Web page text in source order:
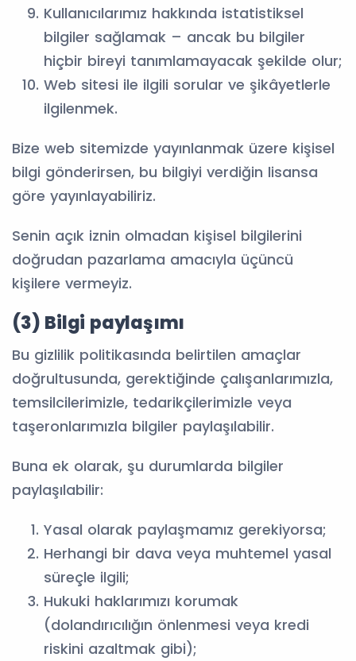
Kullanıcılarımız hakkında istatistiksel
bilgiler sağlamak – ancak bu bilgiler
hiçbir bireyi tanımlamayacak şekilde olur;
Web sitesi ile ilgili sorular ve şikâyetlerle
ilgilenmek.
Bize web sitemizde yayınlanmak üzere kişisel
bilgi gönderirsen, bu bilgiyi verdiğin lisansa
göre yayınlayabiliriz.
Senin açık iznin olmadan kişisel bilgilerini
doğrudan pazarlama amacıyla üçüncü
kişilere vermeyiz.
(3) Bilgi paylaşımı
Bu gizlilik politikasında belirtilen amaçlar
doğrultusunda, gerektiğinde çalışanlarımızla,
temsilcilerimizle, tedarikçilerimizle veya
taşeronlarımızla bilgiler paylaşılabilir.
Buna ek olarak, şu durumlarda bilgiler
paylaşılabilir:
Yasal olarak paylaşmamız gerekiyorsa;
Herhangi bir dava veya muhtemel yasal
süreçle ilgili;
Hukuki haklarımızı korumak
(dolandırıcılığın önlenmesi veya kredi
riskini azaltmak gibi);